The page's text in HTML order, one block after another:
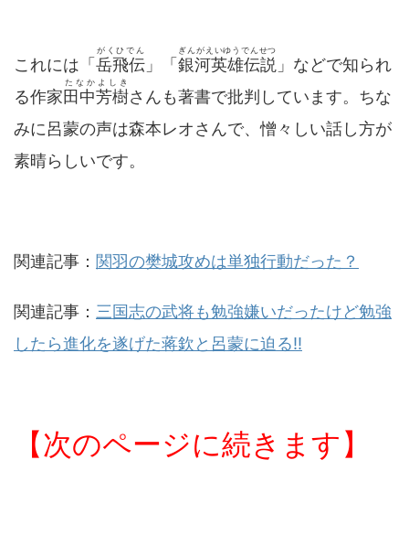
これには「 岳飛伝
がくひでん
」「 銀河英雄伝説
ぎんがえいゆうでんせつ
」などで知られ
る作家田中芳樹
たなかよしき
さんも著書で批判しています。ちな
みに呂蒙の声は森本レオさんで、憎々しい話し方が
素晴らしいです。
関連記事： 関羽の樊城攻めは単独行動だった？
関連記事： 三国志の武将も勉強嫌いだったけど勉強
したら進化を遂げた蒋欽と呂蒙に迫る!!
【次のページに続きます】